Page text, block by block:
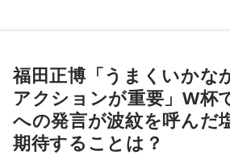
福田正博「うまくいかな
アクションが重要」W杯
への発言が波紋を呼んだ
期待することは？